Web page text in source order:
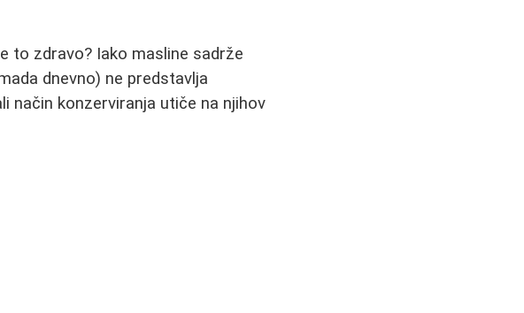
to zdravo? Iako masline sadrže
dnevno) ne predstavlja
način konzerviranja utiče na njihov